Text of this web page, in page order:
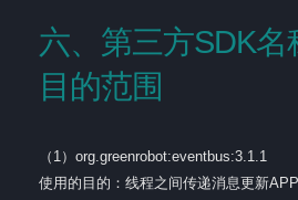
六、第三方SDK名
目的范围
（1）org.greenrobot:eventbus:3.1.1
使用的目的：线程之间传递消息更新APP